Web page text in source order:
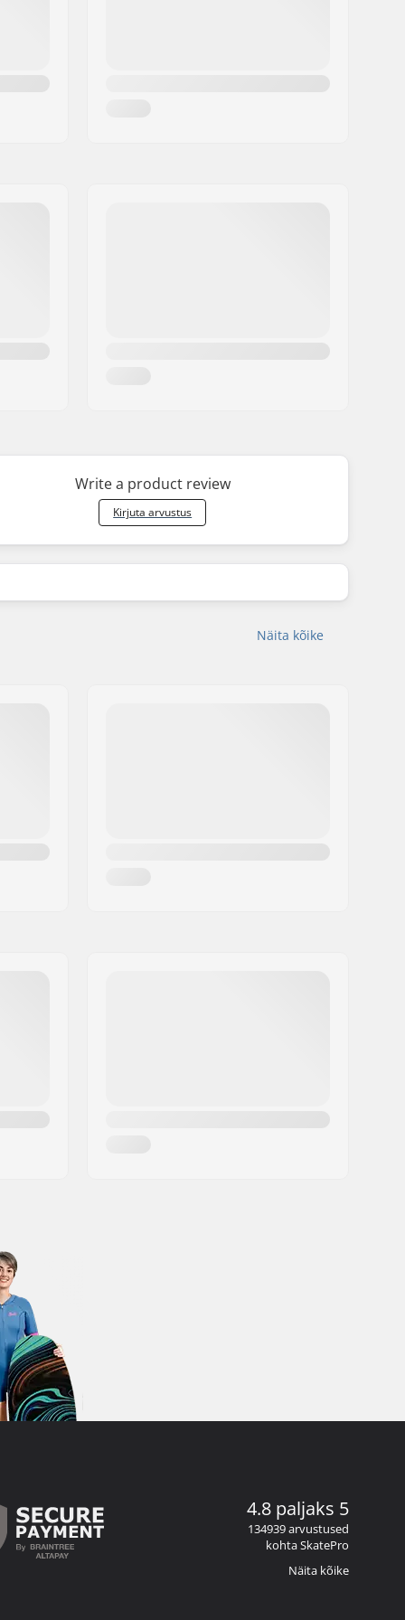
Write a product review
Kirjuta arvustus
Näita kõike
4.8 paljaks 5
134939 arvustused
kohta SkatePro
Näita kõike